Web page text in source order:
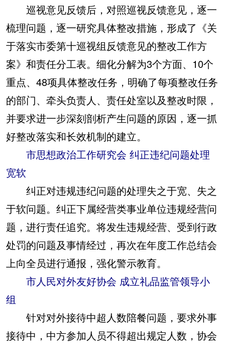
巡视意见反馈后，对照巡视反馈意见，逐一
梳理问题，逐一研究具体整改措施，形成了《关
于落实市委第十巡视组反馈意见的整改工作方
案》和责任分工表。细化分解为3个方面、10个
重点、48项具体整改任务，明确了每项整改任务
的部门、牵头负责人、责任处室以及整改时限，
并要求进一步深刻剖析产生问题的原因，逐一抓
好整改落实和长效机制的建立。
市思想政治工作研究会 纠正违纪问题处理
宽软
纠正对违规违纪问题的处理失之于宽、失之
于软问题。纠正下属经营类事业单位违规经营问
题，进行责任追究。将发生违规经营、受到行政
处罚的问题及事情经过，再次在年度工作总结会
上向全员进行通报，强化警示教育。
市人民对外友好协会 成立礼品监管领导小
组
针对对外接待中超人数陪餐问题，要求外事
接待中，中方参加人员不得超出规定人数，协会